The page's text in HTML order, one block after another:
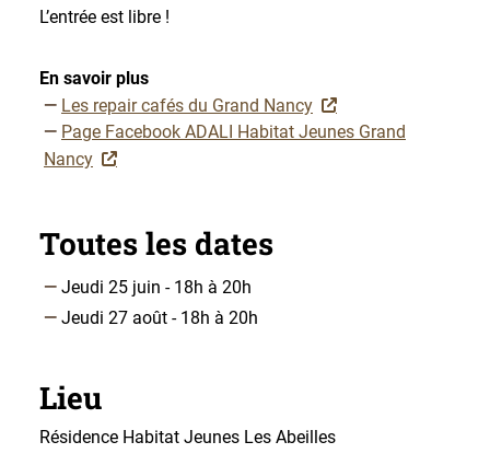
L’entrée est libre !
En savoir plus
Les repair cafés du Grand Nancy
Page Facebook ADALI Habitat Jeunes Grand
Nancy
Toutes les dates
Jeudi 25 juin - 18h à 20h
Jeudi 27 août - 18h à 20h
Lieu
Résidence Habitat Jeunes Les Abeilles